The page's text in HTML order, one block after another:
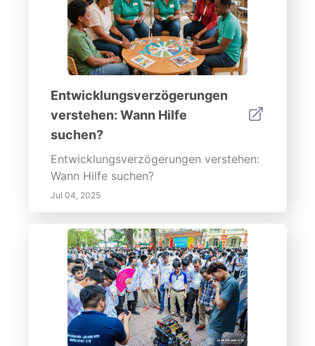
Entwicklungsverzögerungen
verstehen: Wann Hilfe
suchen?
Entwicklungsverzögerungen verstehen:
Wann Hilfe suchen?
Jul 04, 2025